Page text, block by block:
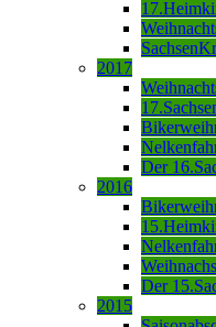
2017
Der
2016
Der
2015